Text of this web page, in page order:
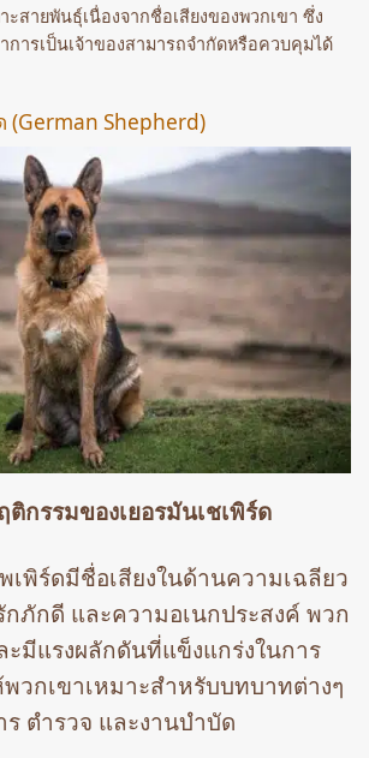
ะสายพันธุ์เนื่องจากชื่อเสียงของพวกเขา ซึ่ง
การเป็นเจ้าของสามารถจำกัดหรือควบคุมได้
(German Shepherd)
กรรมของเยอรมันเชเพิร์ด
เพิร์ดมีชื่อเสียงในด้านความเฉลียว
ภักดี และความอเนกประสงค์ พวก
ะมีแรงผลักดันที่แข็งแกร่งในการ
วกเขาเหมาะสำหรับบทบาทต่างๆ
ร ตำรวจ และงานบำบัด